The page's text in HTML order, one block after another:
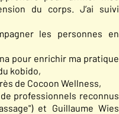
du corps. J’ai suivi
les personnes en
pour enrichir ma pratique
kobido,
de Cocoon Wellness,
professionnels reconnus
et Guillaume Wies